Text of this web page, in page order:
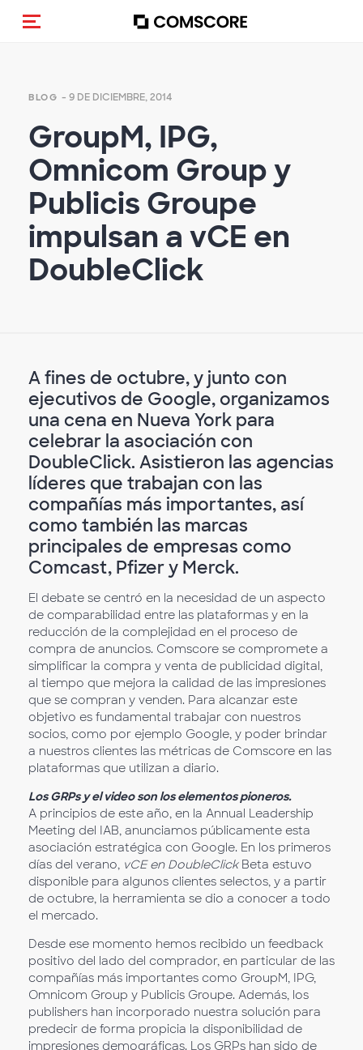
(Des)activar la navegación
BLOG - 9 DE DICIEMBRE, 2014
GroupM, IPG,
Omnicom Group y
Publicis Groupe
impulsan a vCE en
DoubleClick
A fines de octubre, y junto con
ejecutivos de Google, organizamos
una cena en Nueva York para
celebrar la asociación con
DoubleClick. Asistieron las agencias
líderes que trabajan con las
compañías más importantes, así
como también las marcas
principales de empresas como
Comcast, Pfizer y Merck.
El debate se centró en la necesidad de un aspecto
de comparabilidad entre las plataformas y en la
reducción de la complejidad en el proceso de
compra de anuncios. Comscore se compromete a
simplificar la compra y venta de publicidad digital,
al tiempo que mejora la calidad de las impresiones
que se compran y venden. Para alcanzar este
objetivo es fundamental trabajar con nuestros
socios, como por ejemplo Google, y poder brindar
a nuestros clientes las métricas de Comscore en las
plataformas que utilizan a diario.
Los GRPs y el video son los elementos pioneros.
A principios de este año, en la Annual Leadership
Meeting del IAB, anunciamos públicamente esta
asociación estratégica con Google. En los primeros
días del verano, vCE en DoubleClickBeta estuvo
disponible para algunos clientes selectos, y a partir
de octubre, la herramienta se dio a conocer a todo
el mercado.
Desde ese momento hemos recibido un feedback
positivo del lado del comprador, en particular de las
compañías más importantes como GroupM, IPG,
Omnicom Group y Publicis Groupe. Además, los
publishers han incorporado nuestra solución para
predecir de forma propicia la disponibilidad de
impresiones demográficas. Los GRPs han sido de